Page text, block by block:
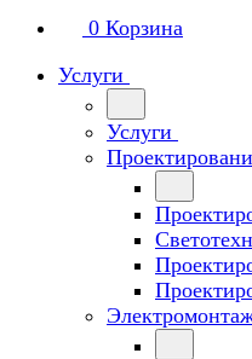
0 Корзина
Услуги
Услуги